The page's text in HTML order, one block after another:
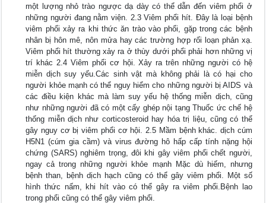
một lượng nhỏ trào ngược dạ dày có thể dẫn đến viêm phổi ở
những người đang nằm viện. 2.3 Viêm phổi hít. Đây là loại bệnh
viêm phổi xảy ra khi thức ăn trào vào phổi, gặp trong các bệnh
nhân bị hôn mê, nôn mửa hay các trường hợp rối loạn phản xạ.
Viêm phổi hít thường xảy ra ở thùy dưới phổi phải hơn những vị
trí khác 2.4 Viêm phổi cơ hội. Xảy ra trên những người có hệ
miễn dịch suy yếu.Các sinh vật mà không phải là có hại cho
người khỏe mạnh có thể nguy hiểm cho những người bị AIDS và
các điều kiện khác mà làm suy yếu hệ thống miễn dịch, cũng
như những người đã có một cấy ghép nội tạng Thuốc ức chế hệ
thống miễn dịch như corticosteroid hay hóa trị liệu, cũng có thể
gây nguy cơ bị viêm phổi cơ hội. 2.5 Mầm bệnh khác. dịch cúm
H5N1 (cúm gia cầm) và virus đường hô hấp cấp tính nặng hội
chứng (SARS) nghiêm trọng, đôi khi gây viêm phổi chết người,
ngay cả trong những người khỏe mạnh Mặc dù hiếm, nhưng
bệnh than, bệnh dịch hạch cũng có thể gây viêm phổi. Một số
hình thức nấm, khi hít vào có thể gây ra viêm phổi.Bệnh lao
trong phổi cũng có thể gây viêm phổi.